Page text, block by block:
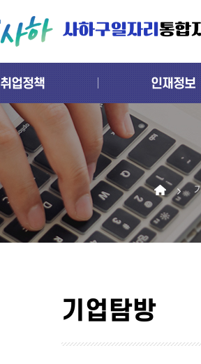
사하구일자리통합
취업정책 인재정보
기업탐방